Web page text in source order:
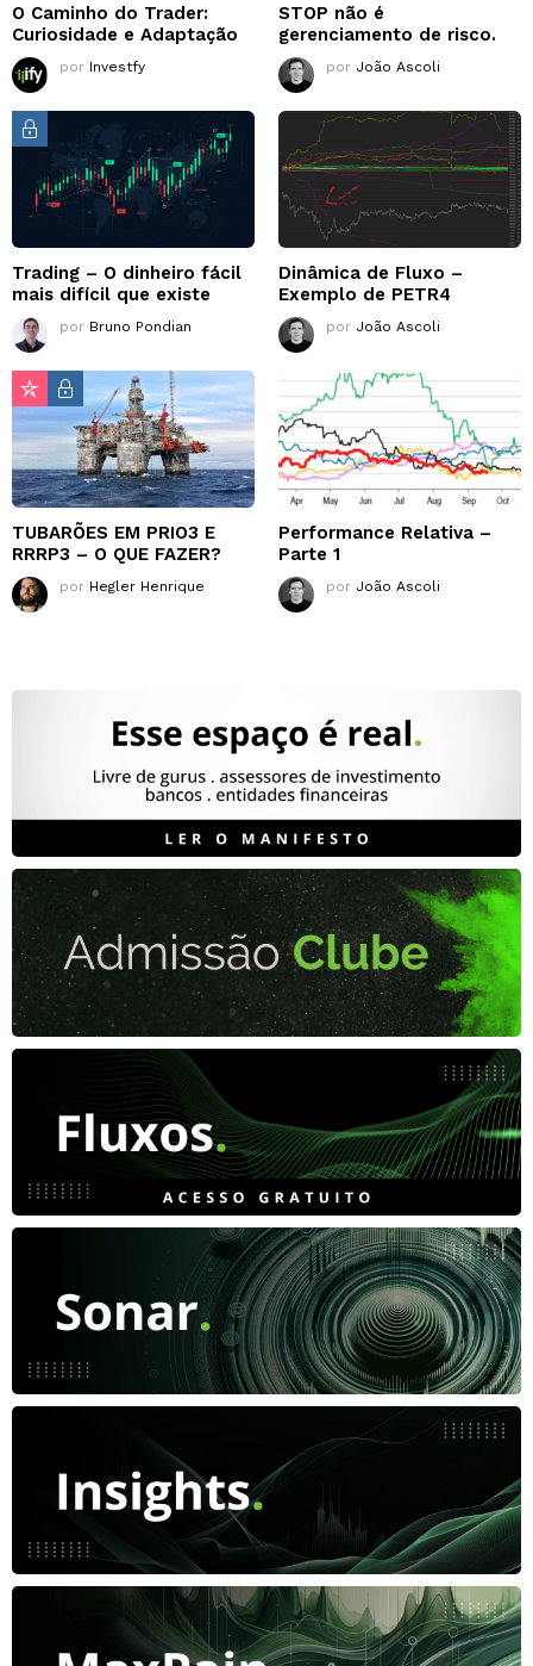
O Caminho do Trader:
Curiosidade e Adaptação
por Investfy
STOP não é
gerenciamento de risco.
por João Ascoli
Trading – O dinheiro fácil
mais difícil que existe
por Bruno Pondian
Dinâmica de Fluxo –
Exemplo de PETR4
por João Ascoli
TUBARÕES EM PRIO3 E
RRRP3 – O QUE FAZER?
por Hegler Henrique
Performance Relativa –
Parte 1
por João Ascoli